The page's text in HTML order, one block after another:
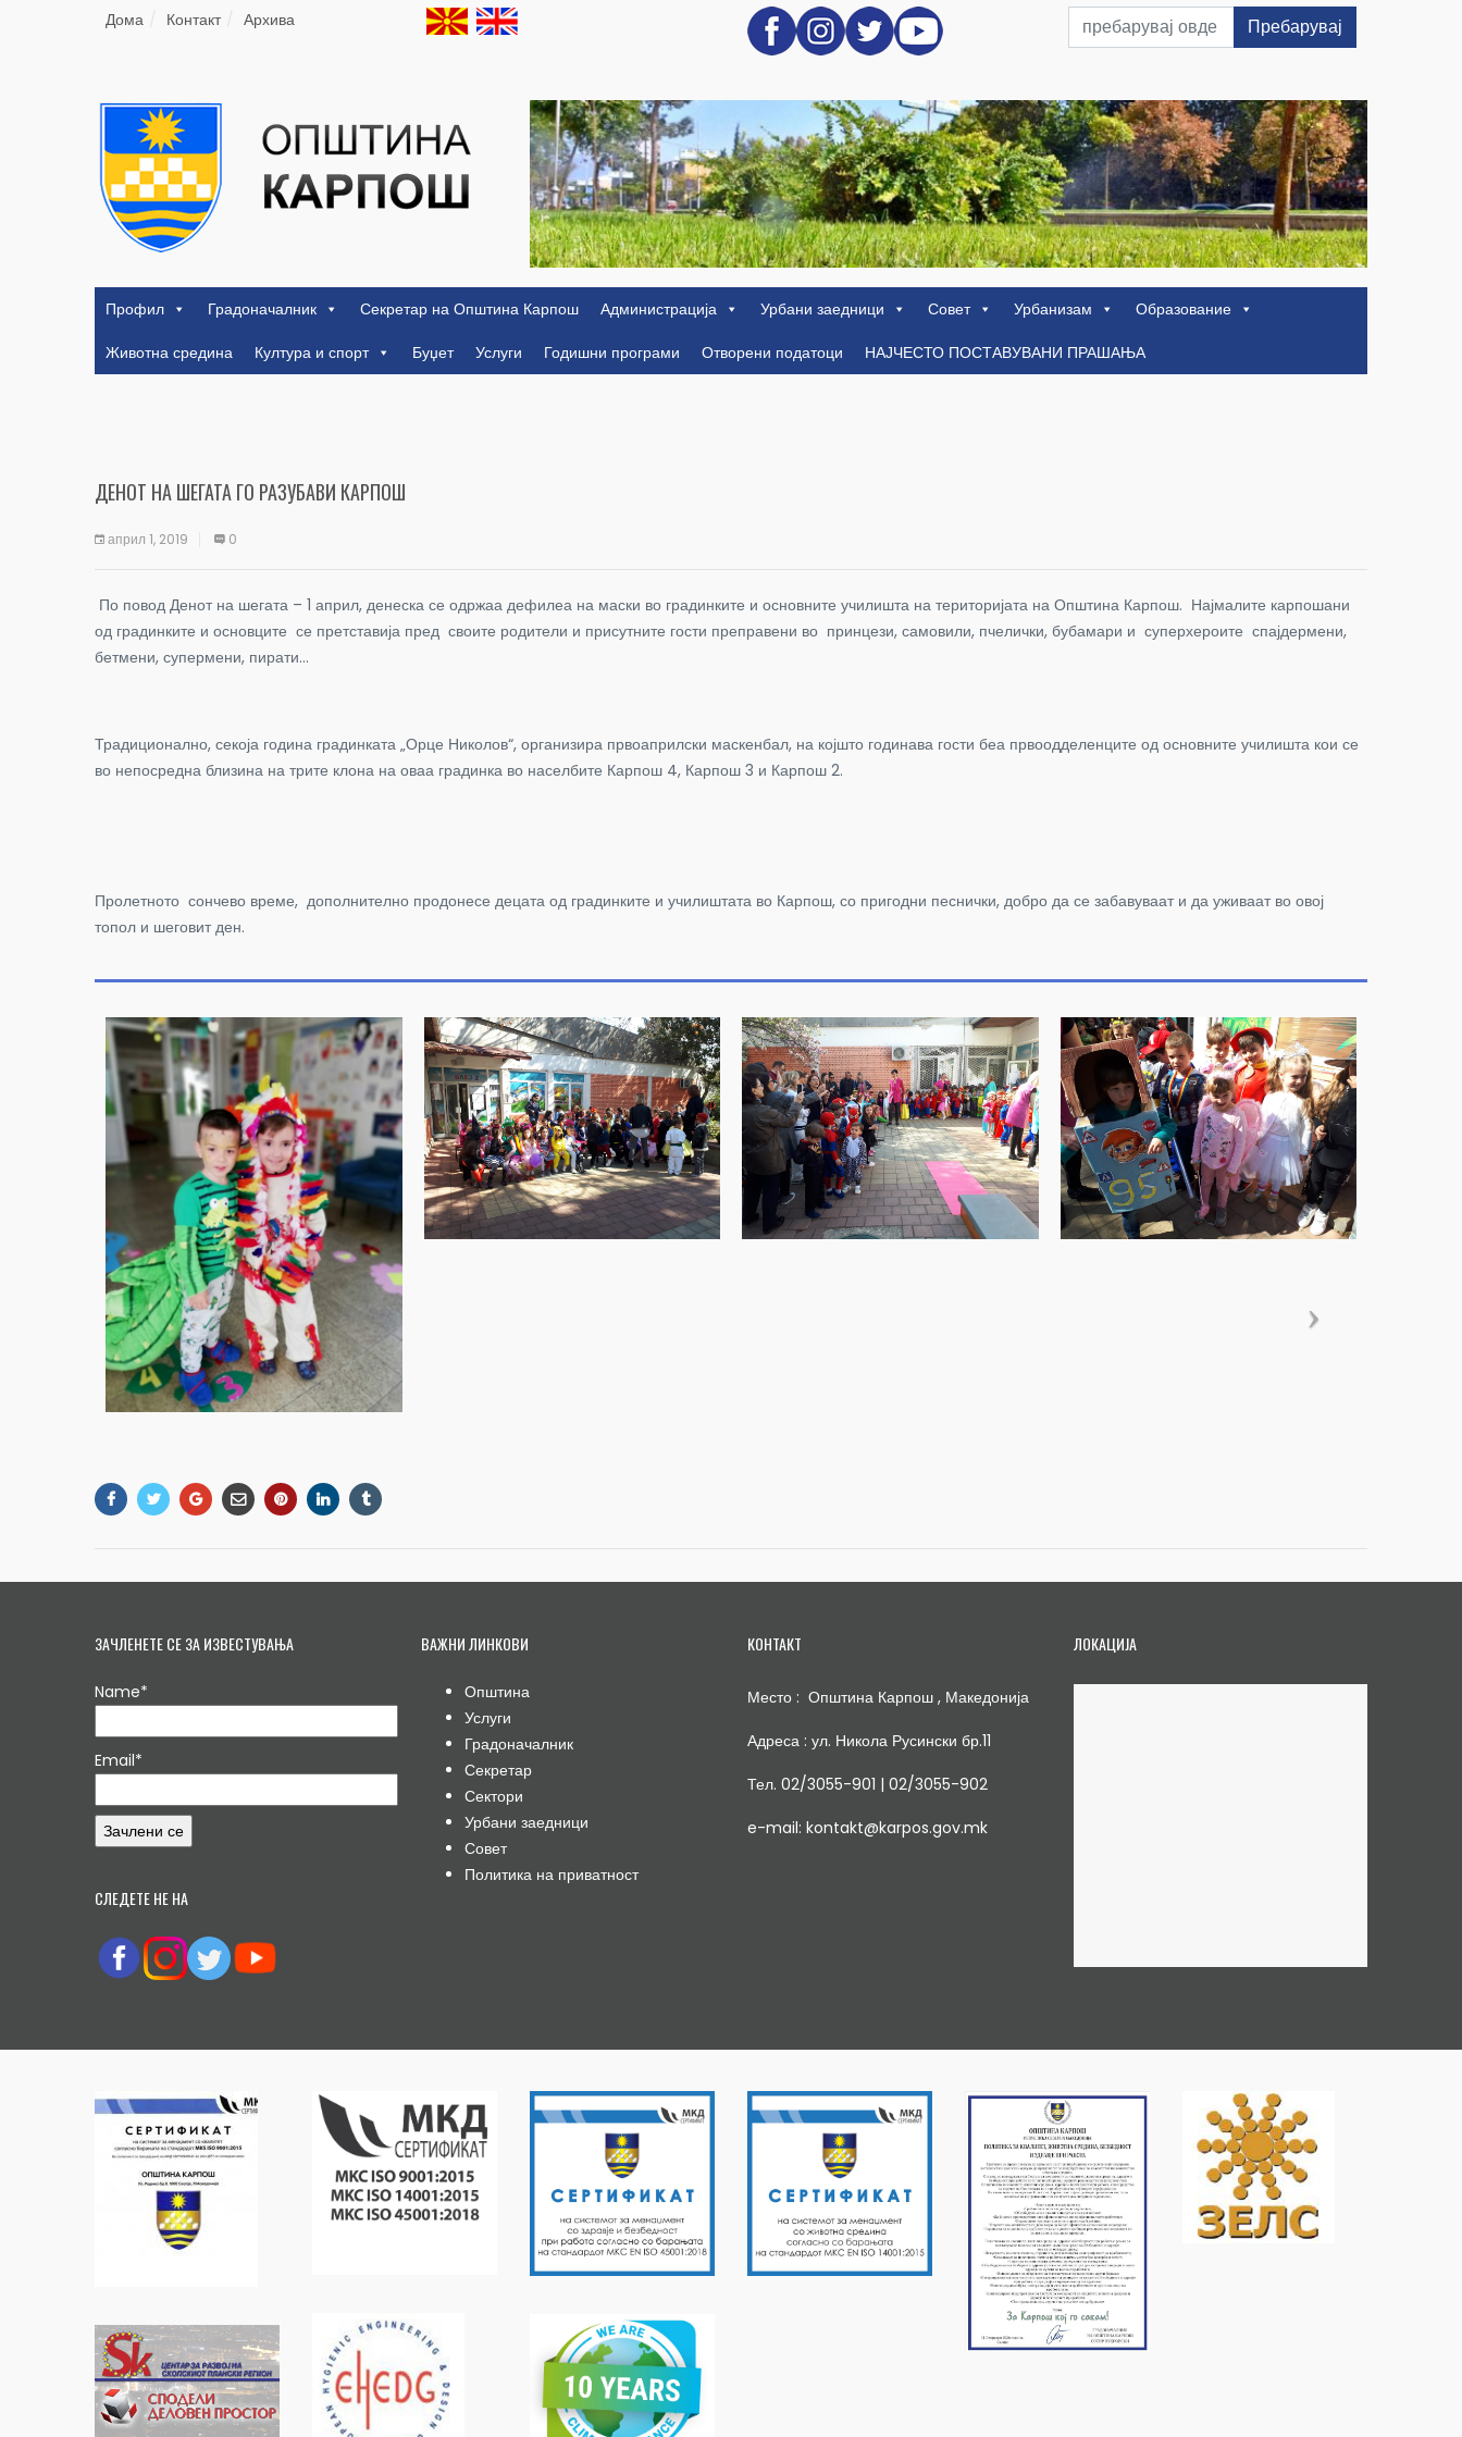
Дома Контакт Архива Пребарувај
Профил Градоначалник Секретар на Општина Карпош Администрација Урбани заедници Совет Урбанизам
Образование
Животна средина
Култура и спорт Буџет Услуги Годишни програми Отворени податоци НАЈЧЕСТО ПОСТАВУВАНИ ПРАШАЊА
ДЕНОТ НА ШЕГАТА ГО РАЗУБАВИ КАРПОШ
април 1, 2019 0
По повод Денот на шегата – 1 април, денеска се одржаа дефилеа на маски во градинките и основните училишта на територијата на Општина Карпош. Најмалите карпошани
од градинките и основците се претставија пред своите родители и присутните гости преправени во принцези, самовили, пчелички, бубамари и суперхероите спајдермени,
бетмени, супермени, пирати…
Традиционално, секоја година градинката „Орце Николов“, организира првоаприлски маскенбал, на којшто годинава гости беа првоодделенците од основните училишта кои се
во непосредна близина на трите клона на оваа градинка во населбите Карпош 4, Карпош 3 и Карпош 2.
Пролетното сончево време, дополнително продонесе децата од градинките и училиштата во Карпош, со пригодни песнички, добро да се забавуваат и да уживаат во овој
топол и шеговит ден.
ЗАЧЛЕНЕТЕ СЕ ЗА ИЗВЕСТУВАЊА
Name*
Email*
СЛЕДЕТЕ НЕ НА
ВАЖНИ ЛИНКОВИ
Општина
Услуги
Градоначалник
Секретар
Сектори
Урбани заедници
Совет
Политика на приватност
КОНТАКТ
Место : Општина Карпош , Македонија
Адреса : ул. Никола Русински бр.11
Тел. 02/3055-901 | 02/3055-902
e-mail: kontakt@karpos.gov.mk
ЛОКАЦИЈА